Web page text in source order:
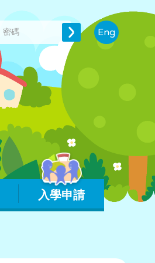
Eng
入學申請